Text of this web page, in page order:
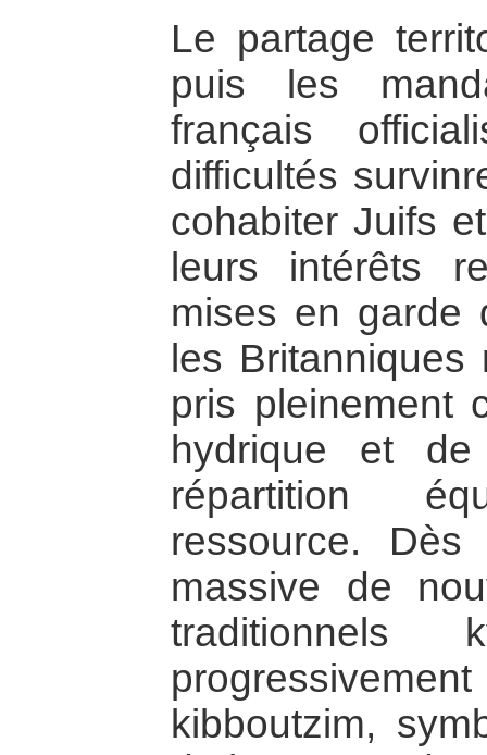
Le partage
puis les
français
difficultés
cohabiter Juifs
leurs intérêts
mises en garde
les Britanniques
pris pleinement
hydrique et
répartition
ressource. Dès
massive de
kibboutzim,